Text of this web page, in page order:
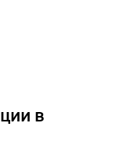
в